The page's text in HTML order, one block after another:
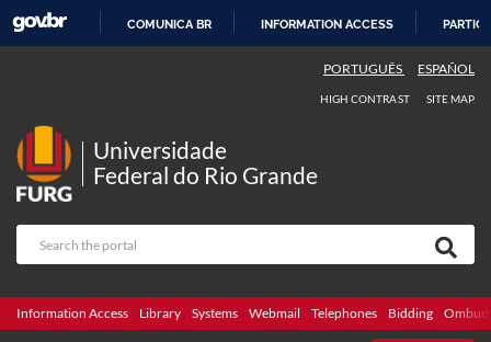
COMUNICA BR INFORMATION ACCESS
PORTUGUÊS ESPAÑOL
HIGH CONTRAST SITE MAP
Universidade
Federal do Rio Grande
Information Access Library Systems Webmail Telephones Bidding